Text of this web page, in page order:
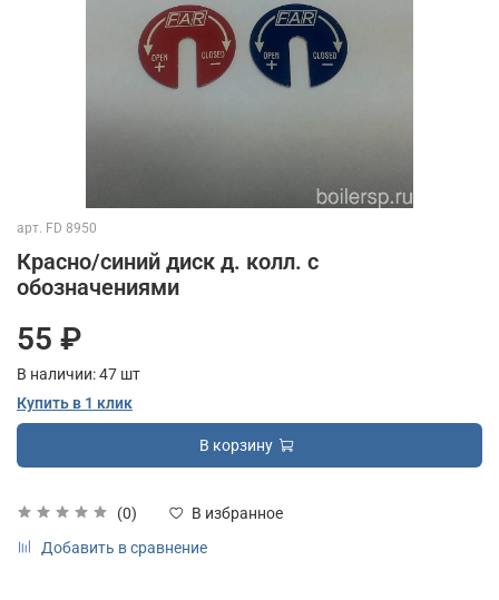
арт. FD 8950
Красно/синий диск д. колл. с
обозначениями
(0)
В избранное
Добавить в сравнение
55 ₽
В наличии:47 шт
Купить в 1 клик
В корзину